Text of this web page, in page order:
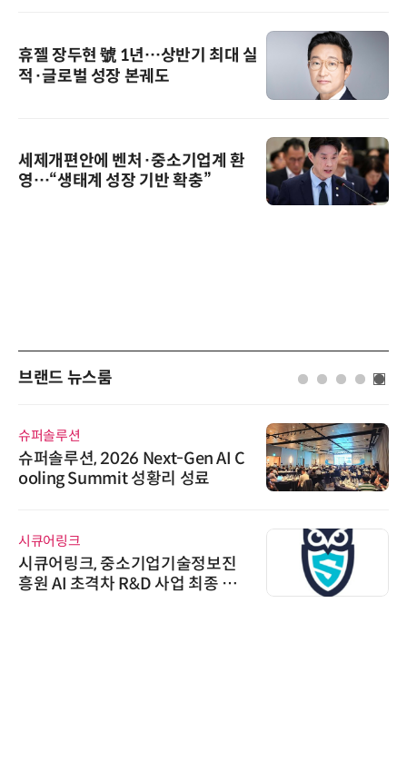
휴젤 장두현 號 1년…상반기 최대 실
적·글로벌 성장 본궤도
세제개편안에 벤처·중소기업계 환
영…“생태계 성장 기반 확충”
브랜드 뉴스룸
슈퍼솔루션
슈퍼솔루션, 2026 Next-Gen AI C
ooling Summit 성황리 성료
시큐어링크
시큐어링크, 중소기업기술정보진
흥원 AI 초격차 R&D 사업 최종 선